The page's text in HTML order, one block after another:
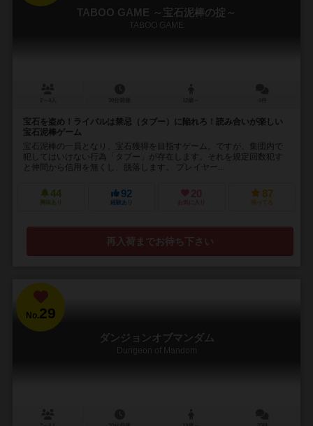
TABOO GAME ～宝石泥棒の掟～
TABOO GAME
宝石を盗め！ライバルは禁忌（タブー）に陥れろ！読み合いが楽しい
宝石泥棒ゲーム
宝石泥棒の一員となり、宝石獲得を目指すゲーム。ですが、集団内で
犯してはいけない行為「タブー」が存在します。それを規定回数犯す
と仲間から信用を無くし、脱落します。 プレイヤー...
44
興味あり
92
経験あり
20
お気に入り
87
持ってる
再入荷までお待ち下さい
No.29
ダンジョンオブマンダム
Dungeon of Mandom